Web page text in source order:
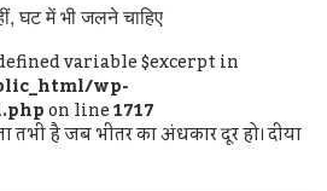
घट में भी जलने चाहिए
variable $excerpt in
wp-
on line1717
तभी है जब भीतर का अंधकार दूर हो। दीया